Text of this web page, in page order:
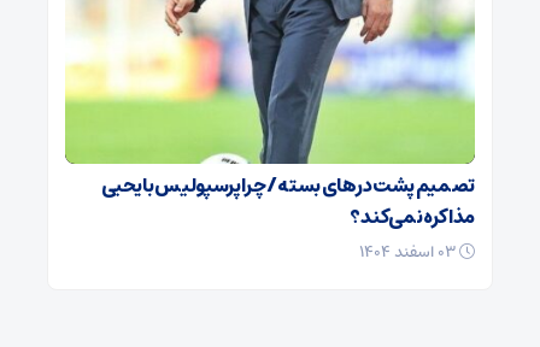
تصمیم پشت در‌های بسته / چرا پرسپولیس با یحیی
مذاکره نمی‌کند؟